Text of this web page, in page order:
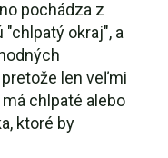
pochádza z
okraj", a
len veľmi
chlpaté alebo
ktoré by